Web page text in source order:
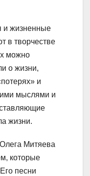
и жизненные
в творчестве
можно
о жизни,
и
мыслями и
жизни.
Митяева
которые
песни